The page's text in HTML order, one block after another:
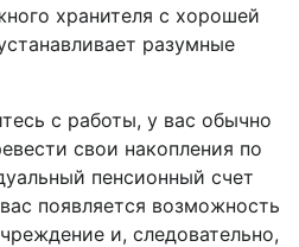
хранителя с хорошей
разумные
с работы, у вас обычно
свои накопления по
пенсионный счет
появляется возможность
и, следовательно,